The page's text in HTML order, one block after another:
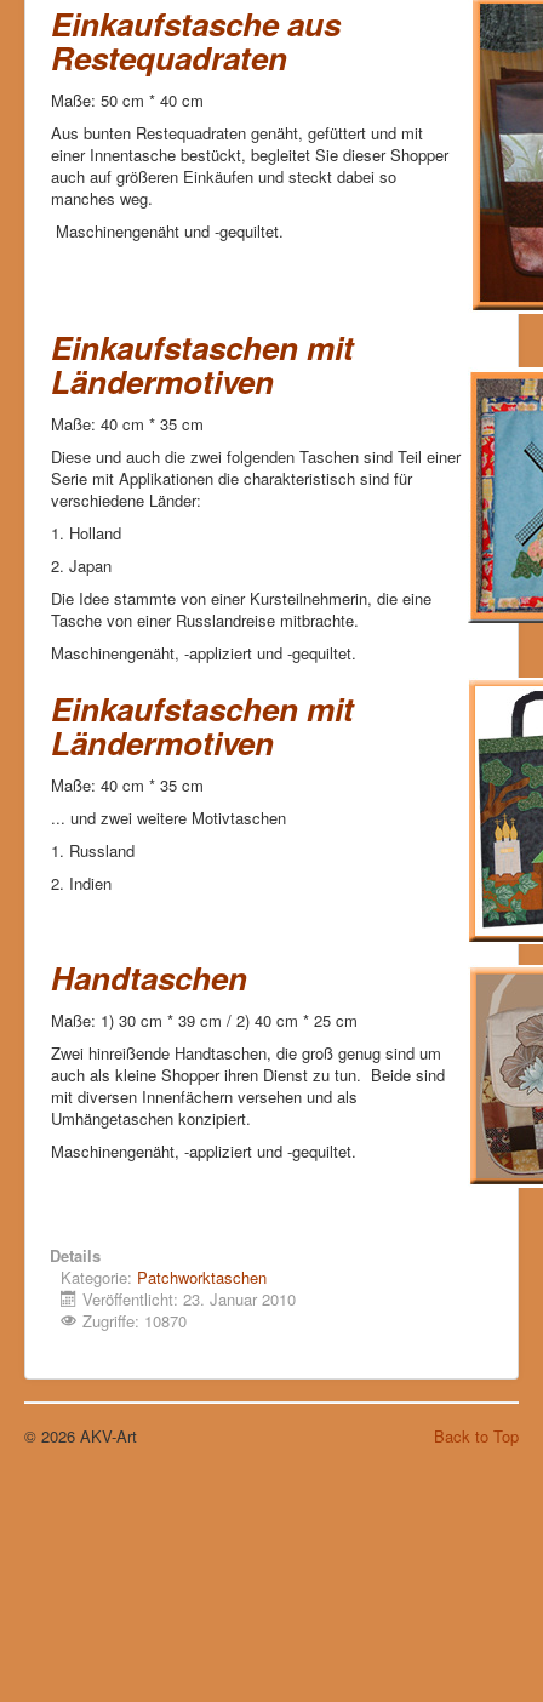
Einkaufstasche aus
Restequadraten
Maße: 50 cm * 40 cm
Aus bunten Restequadraten genäht, gefüttert und mit
einer Innentasche bestückt, begleitet Sie dieser Shopper
auch auf größeren Einkäufen und steckt dabei so
manches weg.
Maschinengenäht und -gequiltet.
Einkaufstaschen mit
Ländermotiven
Maße: 40 cm * 35 cm
Diese und auch die zwei folgenden Taschen sind Teil einer
Serie mit Applikationen die charakteristisch sind für
verschiedene Länder:
1. Holland
2. Japan
Die Idee stammte von einer Kursteilnehmerin, die eine
Tasche von einer Russlandreise mitbrachte.
Maschinengenäht, -appliziert und -gequiltet.
Einkaufstaschen mit
Ländermotiven
Maße: 40 cm * 35 cm
... und zwei weitere Motivtaschen
1. Russland
2. Indien
Handtaschen
Maße: 1) 30 cm * 39 cm / 2) 40 cm * 25 cm
Zwei hinreißende Handtaschen, die groß genug sind um
auch als kleine Shopper ihren Dienst zu tun. Beide sind
mit diversen Innenfächern versehen und als
Umhängetaschen konzipiert.
Maschinengenäht, -appliziert und -gequiltet.
Details
Kategorie: Patchworktaschen
Veröffentlicht: 23. Januar 2010
Zugriffe: 10870
Back to Top
© 2026 AKV-Art